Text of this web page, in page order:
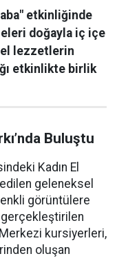
etkinliğinde
doğayla iç içe
lezzetlerin
etkinlikte birlik
Buluştu
Kadın El
geleneksel
görüntülere
gerçekleştirilen
kursiyerleri,
oluşan